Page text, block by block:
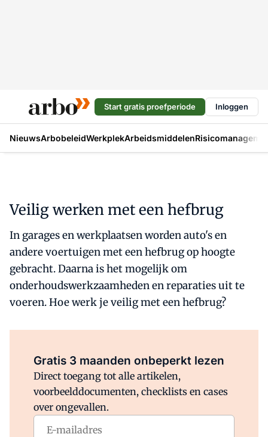
Start gratis proefperiode Inloggen
NieuwsArbobeleidWerkplekArbeidsmiddelen
Veilig werken met een hefbrug
In garages en werkplaatsen worden auto's en
andere voertuigen met een hefbrug op hoogte
gebracht. Daarna is het mogelijk om
onderhoudswerkzaamheden en reparaties uit te
voeren. Hoe werk je veilig met een hefbrug?
Gratis 3 maanden onbeperkt lezen
Direct toegang tot alle artikelen,
voorbeelddocumenten, checklists en cases
over ongevallen.